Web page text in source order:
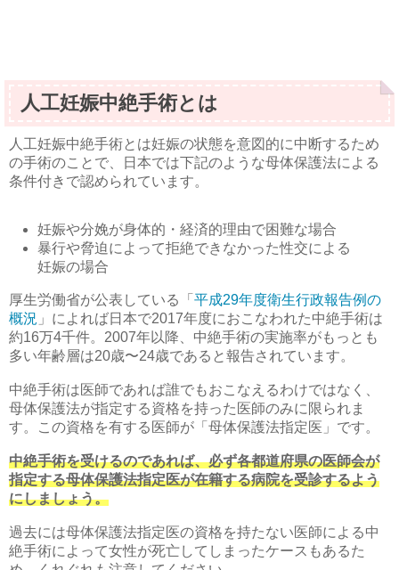
人工妊娠中絶手術とは
人工妊娠中絶手術とは妊娠の状態を意図的に中断するため
の手術のことで、日本では下記のような母体保護法による
条件付きで認められています。
妊娠や分娩が身体的・経済的理由で困難な場合
暴行や脅迫によって拒絶できなかった性交による
妊娠の場合
厚生労働省が公表している「 平成29年度衛生行政報告例の
概況 」によれば日本で2017年度におこなわれた中絶手術は
約16万4千件。2007年以降、中絶手術の実施率がもっとも
多い年齢層は20歳〜24歳であると報告されています。
中絶手術は医師であれば誰でもおこなえるわけではなく、
母体保護法が指定する資格を持った医師のみに限られま
す。この資格を有する医師が「母体保護法指定医」です。
中絶手術を受けるのであれば、必ず各都道府県の医師会が
指定する母体保護法指定医が在籍する病院を受診するよう
にしましょう。
過去には母体保護法指定医の資格を持たない医師による中
絶手術によって女性が死亡してしまったケースもあるた